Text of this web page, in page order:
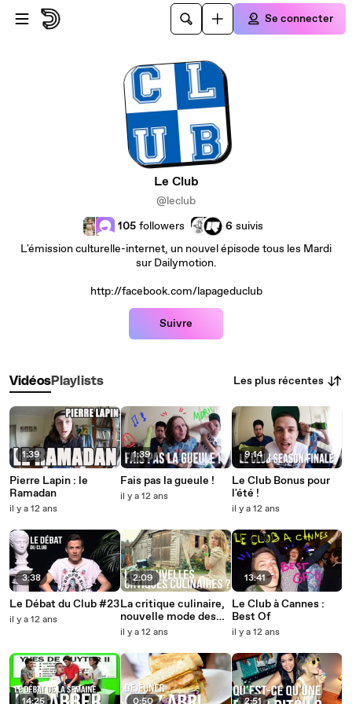
Passer au contenu principal
Se connecter
Le Club
@leclub
105 followers 6 suivis
L'émission culturelle-internet, un nouvel épisode tous les Mardi
sur Dailymotion.
http://facebook.com/lapageduclub
Suivre
VidéosPlaylists Les plus récentes
1:39
Pierre Lapin : le
Ramadan
il y a 12 ans
3:38
Le Débat du Club #23
il y a 12 ans
1:39
Fais pas la gueule !
il y a 12 ans
2:09
La critique culinaire,
nouvelle mode des
Youtubeuses
il y a 12 ans
9:14
Le Club Bonus pour
l'été !
il y a 12 ans
13:41
Le Club à Cannes :
Best Of
il y a 12 ans